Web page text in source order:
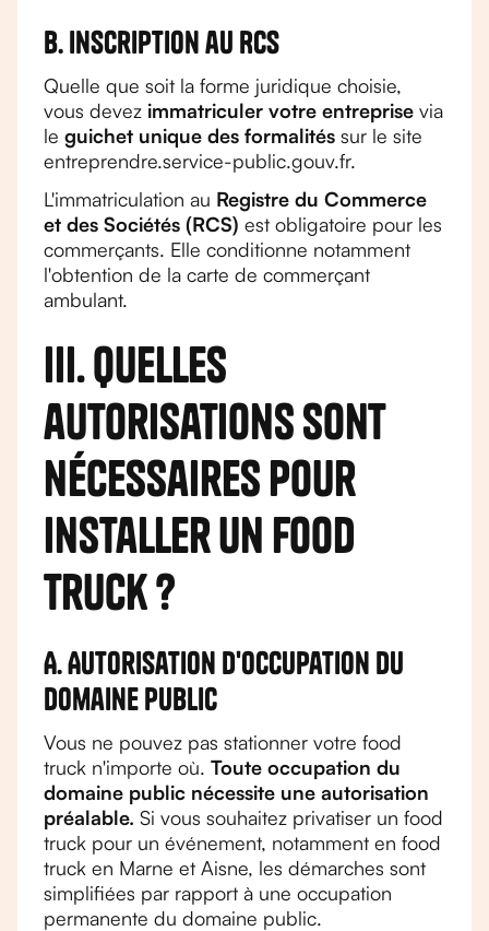
B. Inscription au RCS
Quelle que soit la forme juridique choisie,
vous devez immatriculer votre entreprise via
le guichet unique des formalités sur le site
entreprendre.service-public.gouv.fr.
L'immatriculation au Registre du Commerce
et des Sociétés (RCS) est obligatoire pour les
commerçants. Elle conditionne notamment
l'obtention de la carte de commerçant
ambulant.
III. Quelles
autorisations sont
nécessaires pour
installer un food
truck ?
A. Autorisation d'occupation du
domaine public
Vous ne pouvez pas stationner votre food
truck n'importe où. Toute occupation du
domaine public nécessite une autorisation
préalable. Si vous souhaitez privatiser un food
truck pour un événement, notamment en food
truck en Marne et Aisne, les démarches sont
simplifiées par rapport à une occupation
permanente du domaine public.